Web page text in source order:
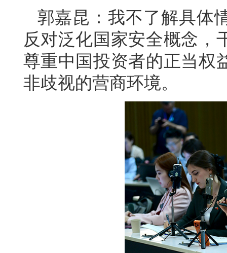
郭嘉昆：我不了解具体
反对泛化国家安全概念，
尊重中国投资者的正当权
非歧视的营商环境。